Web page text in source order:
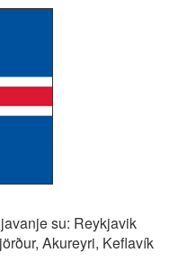
su: Reykjavik
Akureyri, Keflavík